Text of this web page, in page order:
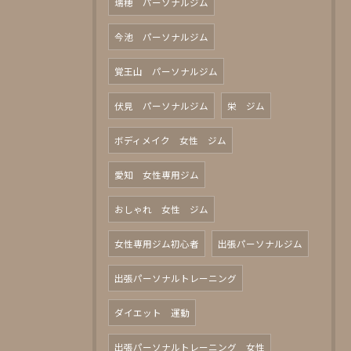
今池 パーソナルジム
覚王山 パーソナルジム
伏見 パーソナルジム 栄 ジム
ボディメイク 女性 ジム
愛知 女性専用ジム
おしゃれ 女性 ジム
女性専用ジム初心者 出張パーソナルジム
出張パーソナルトレーニング
ダイエット 運動
出張パーソナルトレーニング 女性